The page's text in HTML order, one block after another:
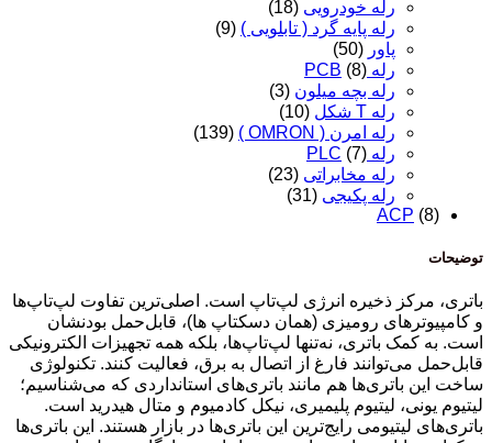
رله خودرویی (18)
رله پایه گرد ( تابلویی ) (9)
پاور (50)
رله PCB (8)
رله بچه میلون (3)
رله T شکل
(10)
رله امرن ( OMRON )
(139)
رله PLC (7)
رله مخابراتی (23)
رله پکیجی (31)
ACP (8)
توضیحات
باتری، مرکز ذخیره انرژی لپ‌تاپ است. اصلی‌ترین تفاوت لپ‌تاپ‌ها
و کامپیوترهای رومیزی (همان دسکتاپ ها)، قابل‌حمل بودنشان
است. به کمک باتری، نه‌تنها لپ‌تاپ‌ها، بلکه همه تجهیزات الکترونیکی
قابل‌حمل می‌توانند فارغ از اتصال به برق، فعالیت کنند. تکنولوژی
ساخت این باتری‌ها هم مانند باتری‌های استانداردی که می‌شناسیم؛
لیتیوم یونی، لیتیوم پلیمیری، نیکل کادمیوم و متال هیدرید است.
باتری‌های لیتیومی رایج‌ترین این باتری‌ها در بازار هستند. این باتری‌ها